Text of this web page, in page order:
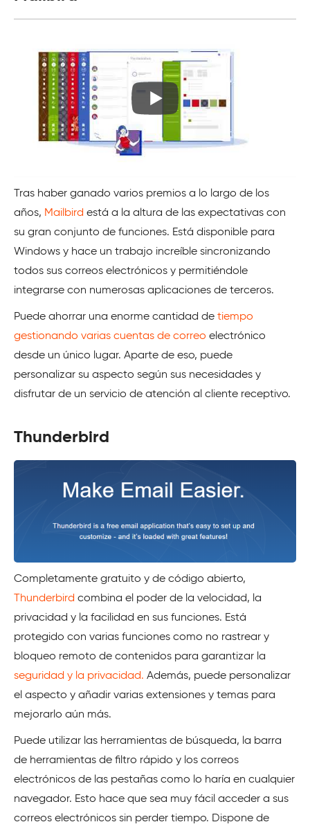
Tras haber ganado varios premios a lo largo de los
años, Mailbird está a la altura de las expectativas con
su gran conjunto de funciones. Está disponible para
Windows y hace un trabajo increíble sincronizando
todos sus correos electrónicos y permitiéndole
integrarse con numerosas aplicaciones de terceros.
Puede ahorrar una enorme cantidad de tiempo
gestionando varias cuentas de correo electrónico
desde un único lugar. Aparte de eso, puede
personalizar su aspecto según sus necesidades y
disfrutar de un servicio de atención al cliente receptivo.
Thunderbird
Completamente gratuito y de código abierto,
Thunderbird combina el poder de la velocidad, la
privacidad y la facilidad en sus funciones. Está
protegido con varias funciones como no rastrear y
bloqueo remoto de contenidos para garantizar la
seguridad y la privacidad. Además, puede personalizar
el aspecto y añadir varias extensiones y temas para
mejorarlo aún más.
Puede utilizar las herramientas de búsqueda, la barra
de herramientas de filtro rápido y los correos
electrónicos de las pestañas como lo haría en cualquier
navegador. Esto hace que sea muy fácil acceder a sus
correos electrónicos sin perder tiempo. Dispone de